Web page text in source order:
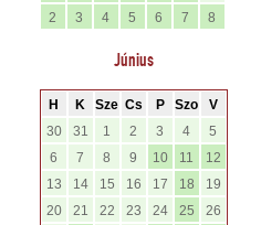
2
3 4 5 6 7 8
Június
H K Sze Cs P Szo
V
30
31 1 2 3 4
5
6
7 8 9 10 11
12
13
14 15 16 17 18
19
20
21 22 23 24 25
26